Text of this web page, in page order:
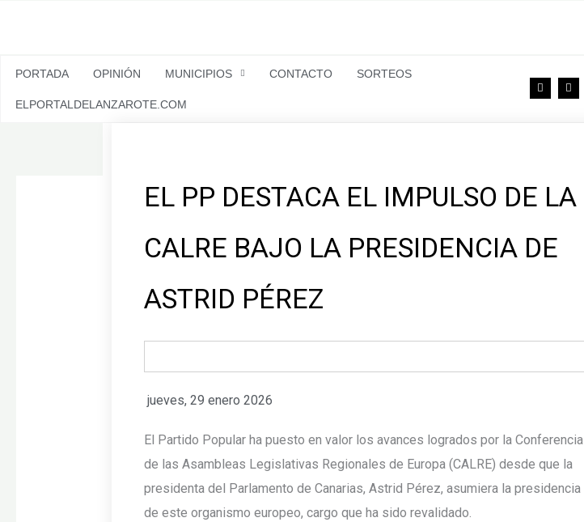
PORTADA OPINIÓN MUNICIPIOS CONTACTO SORTEOS
ELPORTALDELANZAROTE.COM
F
a
c
T
w
i
EL PP DESTACA EL IMPULSO DE LA
CALRE BAJO LA PRESIDENCIA DE
ASTRID PÉREZ
jueves, 29 enero 2026
El Partido Popular ha puesto en valor los avances logrados por la Conferencia
de las Asambleas Legislativas Regionales de Europa (CALRE) desde que la
presidenta del Parlamento de Canarias, Astrid Pérez, asumiera la presidencia
de este organismo europeo, cargo que ha sido revalidado.